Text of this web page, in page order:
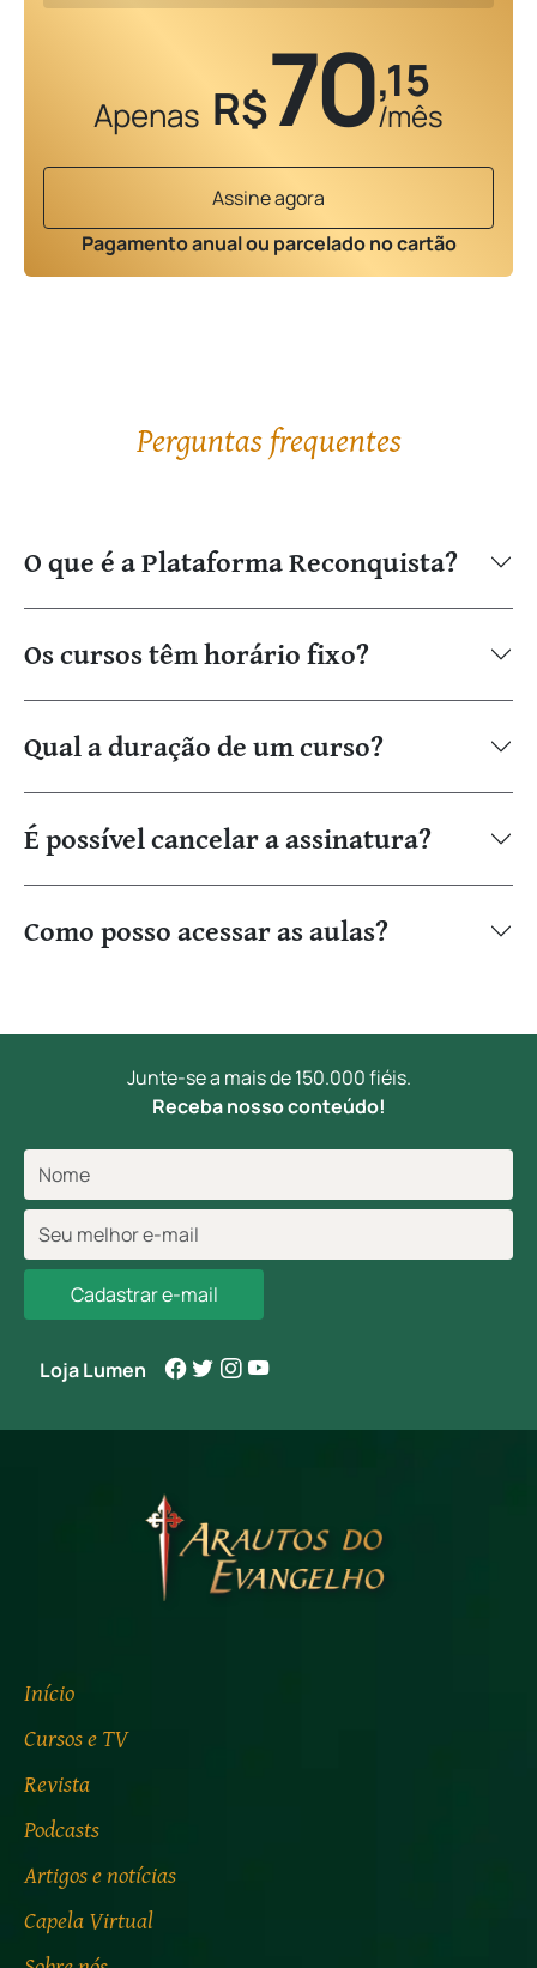
Apenas R$70,15
/mês
Assine agora
Pagamento anual ou parcelado no cartão
Perguntas frequentes
O que é a Plataforma Reconquista?
Os cursos têm horário fixo?
Qual a duração de um curso?
É possível cancelar a assinatura?
Como posso acessar as aulas?
Junte-se a mais de 150.000 fiéis.
Receba nosso conteúdo!
Cadastrar e-mail
Loja Lumen
Início
Cursos e TV
Revista
Podcasts
Artigos e notícias
Capela Virtual